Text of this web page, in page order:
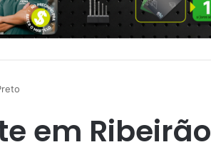
em Ribeirão